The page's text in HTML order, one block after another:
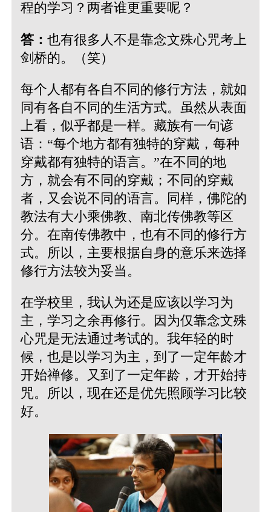
程的学习？两者谁更重要呢？
答： 也有很多人不是靠念文殊心咒考上
剑桥的。（笑）
每个人都有各自不同的修行方法，就如
同有各自不同的生活方式。虽然从表面
上看，似乎都是一样。藏族有一句谚
语：“每个地方都有独特的穿戴，每种
穿戴都有独特的语言。”在不同的地
方，就会有不同的穿戴；不同的穿戴
者，又会说不同的语言。同样，佛陀的
教法有大小乘佛教、南北传佛教等区
分。在南传佛教中，也有不同的修行方
式。所以，主要根据自身的意乐来选择
修行方法较为妥当。
在学校里，我认为还是应该以学习为
主，学习之余再修行。因为仅靠念文殊
心咒是无法通过考试的。我年轻的时
候，也是以学习为主，到了一定年龄才
开始禅修。又到了一定年龄，才开始持
咒。所以，现在还是优先照顾学习比较
好。